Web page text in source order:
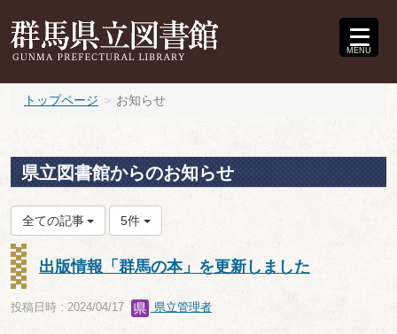
MENU
トップページ お知らせ
県立図書館からのお知らせ
全ての記事 5件
出版情報「群馬の本」を更新しました
投稿日時 : 2024/04/17 県立管理者